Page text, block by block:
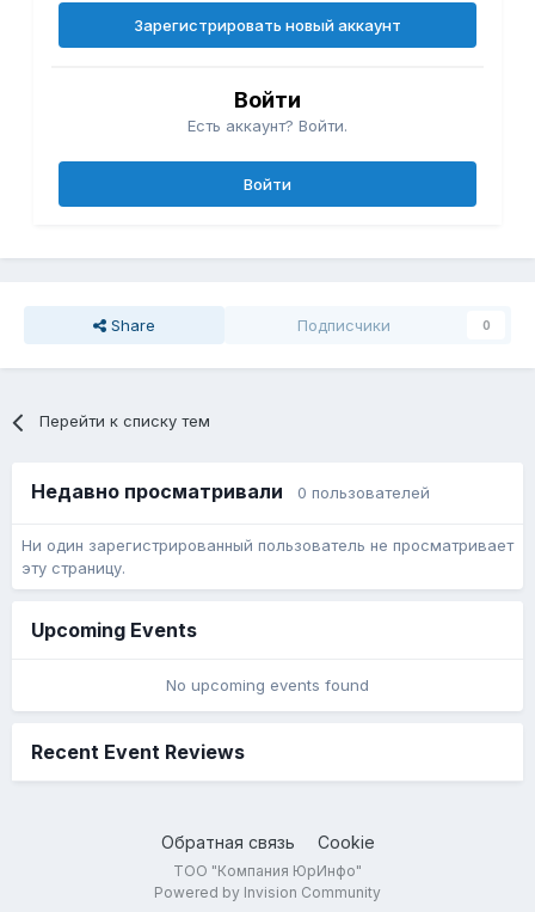
Зарегистрировать новый аккаунт
Войти
Есть аккаунт? Войти.
Войти
Share Подписчики 0
Перейти к списку тем
Недавно просматривали 0 пользователей
Ни один зарегистрированный пользователь не просматривает
эту страницу.
Upcoming Events
No upcoming events found
Recent Event Reviews
Обратная связь Cookie
ТОО "Компания ЮрИнфо"
Powered by Invision Community